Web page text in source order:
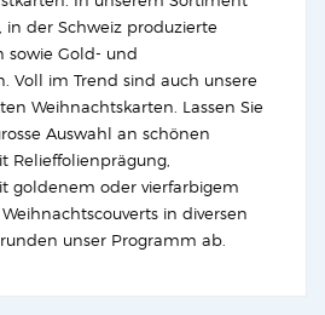
der Schweiz produzierte
sowie Gold- und
Voll im Trend sind auch unsere
Weihnachtskarten. Lassen Sie
Auswahl an schönen
Relieffolienprägung,
goldenem oder vierfarbigem
in diversen
unser Programm ab.